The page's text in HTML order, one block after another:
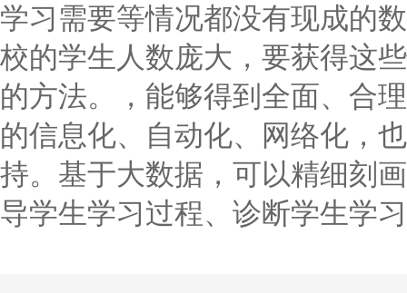
学习需要等情况都没有现成的
校的学生人数庞大，要获得这
的方法。，能够得到全面、合
的信息化、自动化、网络化，
持。基于大数据，可以精细刻
导学生学习过程、诊断学生学